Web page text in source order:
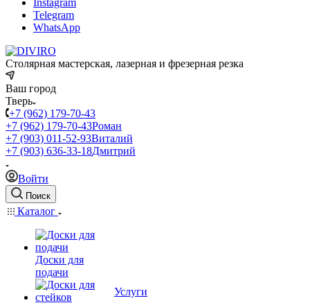
Instagram
Telegram
WhatsApp
Столярная мастерская, лазерная и фрезерная резка
Ваш город
Тверь
+7 (962) 179-70-43
+7 (962) 179-70-43Роман
+7 (903) 011-52-93Виталий
+7 (903) 636-33-18Дмитрий
Войти
Поиск
Каталог
Доски для
подачи
Услуги